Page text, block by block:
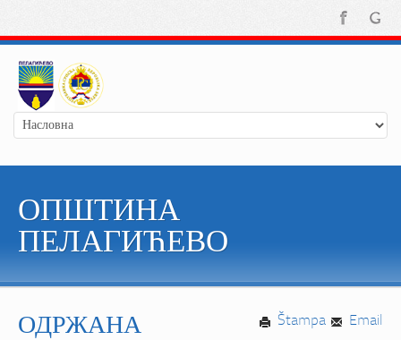
ОПШТИНА
ПЕЛАГИЋЕВО
Email
Štampa
ОДРЖАНА